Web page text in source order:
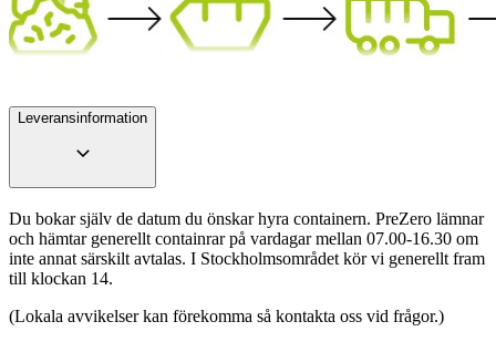
Leveransinformation
Du bokar själv de datum du önskar hyra containern. PreZero lämnar
och hämtar generellt containrar på vardagar mellan 07.00-16.30 om
inte annat särskilt avtalas. I Stockholmsområdet kör vi generellt fram
till klockan 14.
(Lokala avvikelser kan förekomma så kontakta oss vid frågor.)